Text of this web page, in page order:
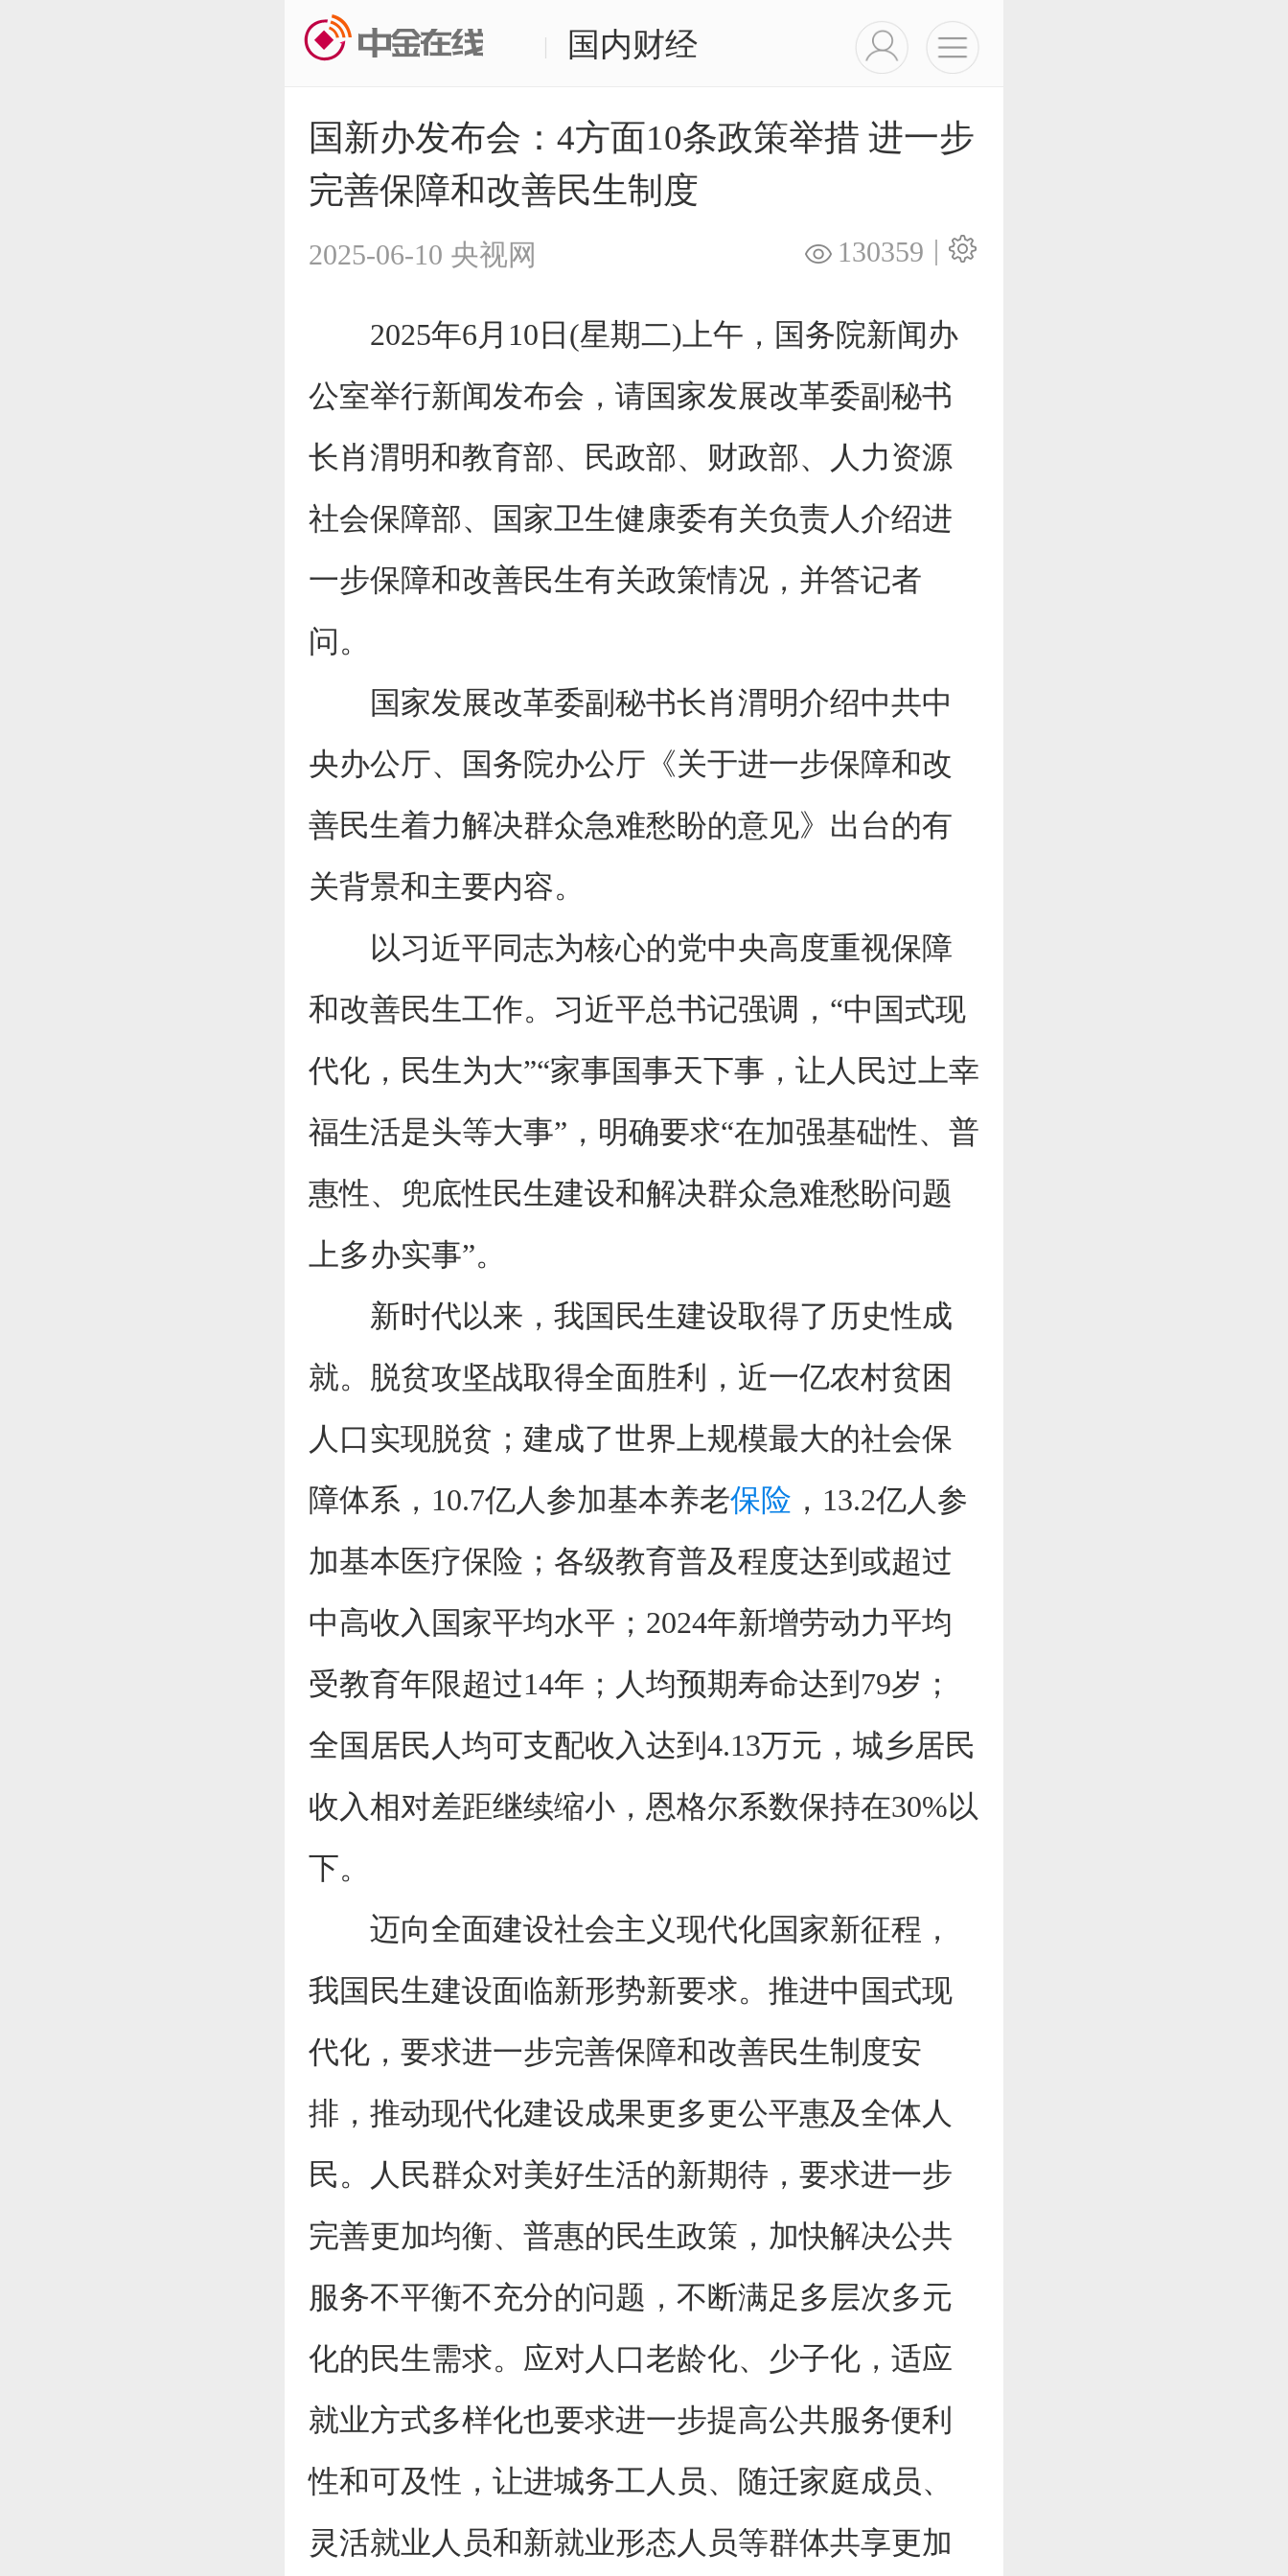
| 国内财经
国新办发布会：4方面10条政策举措 进一步
完善保障和改善民生制度
2025-06-10 央视网 |
130359
2025年6月10日(星期二)上午，国务院新闻办
公室举行新闻发布会，请国家发展改革委副秘书
长肖渭明和教育部、民政部、财政部、人力资源
社会保障部、国家卫生健康委有关负责人介绍进
一步保障和改善民生有关政策情况，并答记者
问。
国家发展改革委副秘书长肖渭明介绍中共中
央办公厅、国务院办公厅《关于进一步保障和改
善民生着力解决群众急难愁盼的意见》出台的有
关背景和主要内容。
以习近平同志为核心的党中央高度重视保障
和改善民生工作。习近平总书记强调，“中国式现
代化，民生为大”“家事国事天下事，让人民过上幸
福生活是头等大事”，明确要求“在加强基础性、普
惠性、兜底性民生建设和解决群众急难愁盼问题
上多办实事”。
新时代以来，我国民生建设取得了历史性成
就。脱贫攻坚战取得全面胜利，近一亿农村贫困
人口实现脱贫；建成了世界上规模最大的社会保
障体系，10.7亿人参加基本养老保险 ，13.2亿人参
加基本医疗保险；各级教育普及程度达到或超过
中高收入国家平均水平；2024年新增劳动力平均
受教育年限超过14年；人均预期寿命达到79岁；
全国居民人均可支配收入达到4.13万元，城乡居民
收入相对差距继续缩小，恩格尔系数保持在30%以
下。
迈向全面建设社会主义现代化国家新征程，
我国民生建设面临新形势新要求。推进中国式现
代化，要求进一步完善保障和改善民生制度安
排，推动现代化建设成果更多更公平惠及全体人
民。人民群众对美好生活的新期待，要求进一步
完善更加均衡、普惠的民生政策，加快解决公共
服务不平衡不充分的问题，不断满足多层次多元
化的民生需求。应对人口老龄化、少子化，适应
就业方式多样化也要求进一步提高公共服务便利
性和可及性，让进城务工人员、随迁家庭成员、
灵活就业人员和新就业形态人员等群体共享更加